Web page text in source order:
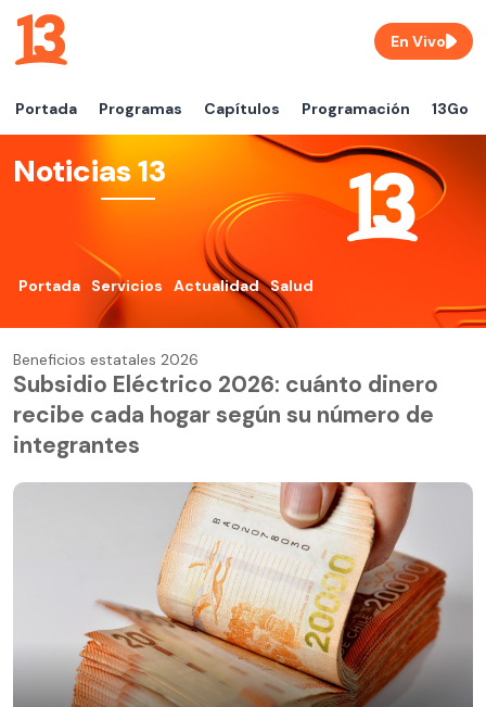
Portada Programas Capítulos Programación 13Go
En Vivo
Noticias 13
Portada Servicios Actualidad Salud
Beneficios estatales 2026
Subsidio Eléctrico 2026: cuánto dinero
recibe cada hogar según su número de
integrantes